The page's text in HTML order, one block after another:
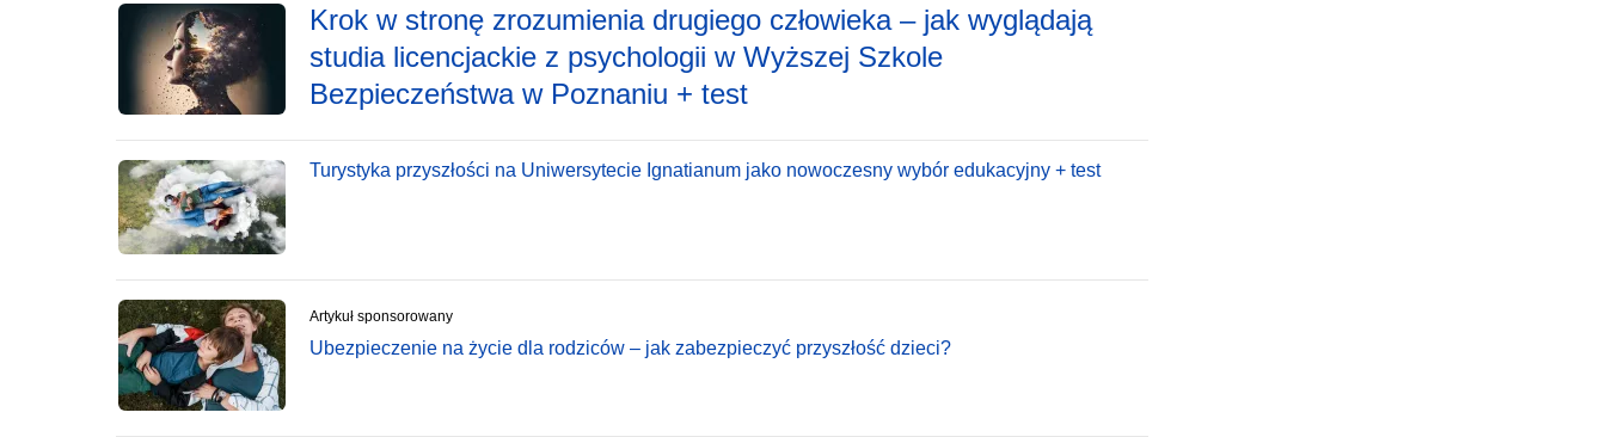
Krok w stronę zrozumienia drugiego człowieka – jak wyglądają
studia licencjackie z psychologii w Wyższej Szkole
Bezpieczeństwa w Poznaniu + test
Turystyka przyszłości na Uniwersytecie Ignatianum jako nowoczesny wybór edukacyjny + test
Artykuł sponsorowany
Ubezpieczenie na życie dla rodziców – jak zabezpieczyć przyszłość dzieci?